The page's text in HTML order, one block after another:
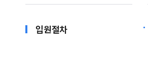
입원절차